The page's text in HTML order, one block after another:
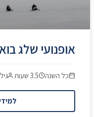
אופנועי שלג
כל השנה 3.5 שעות גיל